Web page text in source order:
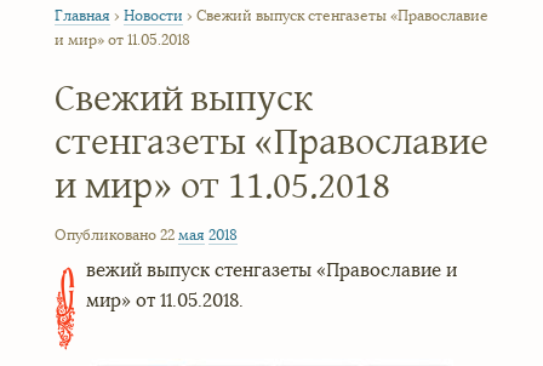
Главная › Новости › Свежий выпуск стенгазеты «Православие
и мир» от 11.05.2018
Свежий выпуск
стенгазеты «Православие
и мир» от 11.05.2018
Опубликовано 22 мая 2018
С вежий выпуск стенгазеты «Православие и
мир» от 11.05.2018.